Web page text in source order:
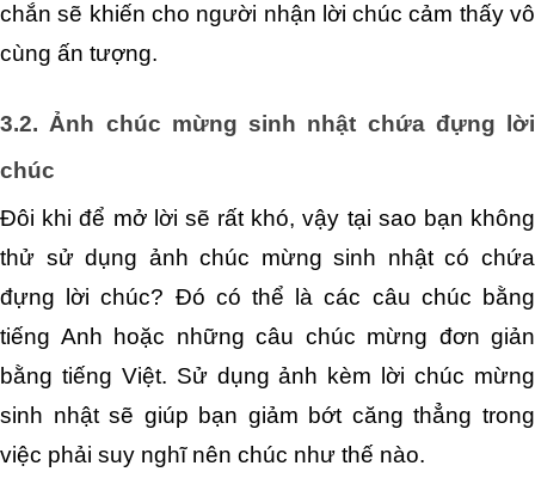
chắn sẽ khiến cho người nhận lời chúc cảm thấy vô
cùng ấn tượng.
3.2. Ảnh chúc mừng sinh nhật chứa đựng lời
chúc
Đôi khi để mở lời sẽ rất khó, vậy tại sao bạn không
thử sử dụng ảnh chúc mừng sinh nhật có chứa
đựng lời chúc? Đó có thể là các câu chúc bằng
tiếng Anh hoặc những câu chúc mừng đơn giản
bằng tiếng Việt. Sử dụng ảnh kèm lời chúc mừng
sinh nhật sẽ giúp bạn giảm bớt căng thẳng trong
việc phải suy nghĩ nên chúc như thế nào.